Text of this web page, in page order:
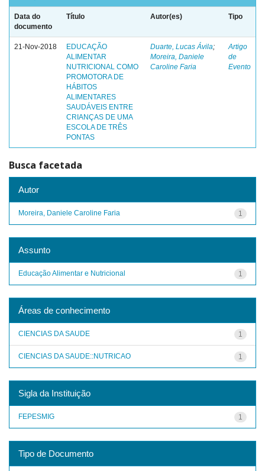
Data do
documento
Título Autor(es) Tipo
21-Nov-2018
EDUCAÇÃO
ALIMENTAR
NUTRICIONAL COMO
PROMOTORA DE
HÁBITOS
ALIMENTARES
SAUDÁVEIS ENTRE
CRIANÇAS DE UMA
ESCOLA DE TRÊS
PONTAS
Duarte, Lucas Ávila;
Moreira, Daniele
Caroline Faria
Artigo
de
Evento
Busca facetada
Autor
1
Moreira, Daniele Caroline Faria
Assunto
1
Educação Alimentar e Nutricional
Áreas de conhecimento
1
CIENCIAS DA SAUDE
1
CIENCIAS DA SAUDE::NUTRICAO
Sigla da Instituição
1
FEPESMIG
Tipo de Documento